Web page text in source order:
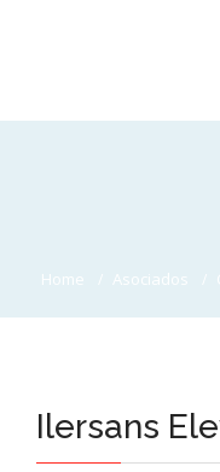
Home Asociados
Ilersans